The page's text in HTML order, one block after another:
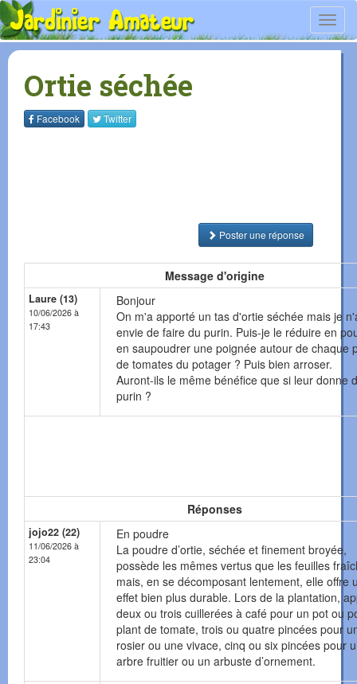
Ortie séchée
Facebook Twitter
Poster une réponse
Message d'origine
Laure (13)
10/06/2026 à
17:43
Bonjour
On m'a apporté un tas d'ortie séchée mais je
envie de faire du purin. Puis-je le réduire en
en saupoudrer une poignée autour de chaque
de tomates du potager ? Puis bien arroser.
Auront-ils le même bénéfice que si leur donne
purin ?
Réponses
jojo22 (22)
11/06/2026 à
23:04
En poudre
La poudre d’ortie, séchée et finement broyée,
possède les mêmes vertus que les feuilles
mais, en se décomposant lentement, elle offre
effet bien plus durable. Lors de la plantation,
deux ou trois cuillerées à café pour un pot ou
plant de tomate, trois ou quatre pincées pour
rosier ou une vivace, cinq ou six pincées pour
arbre fruitier ou un arbuste d’ornement.